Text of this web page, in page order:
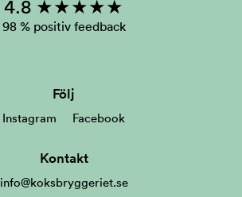
4.8 ★★★★★
98 % positiv feedback
Kontakt
info@koksbryggeriet.se
Följ
Instagram Facebook